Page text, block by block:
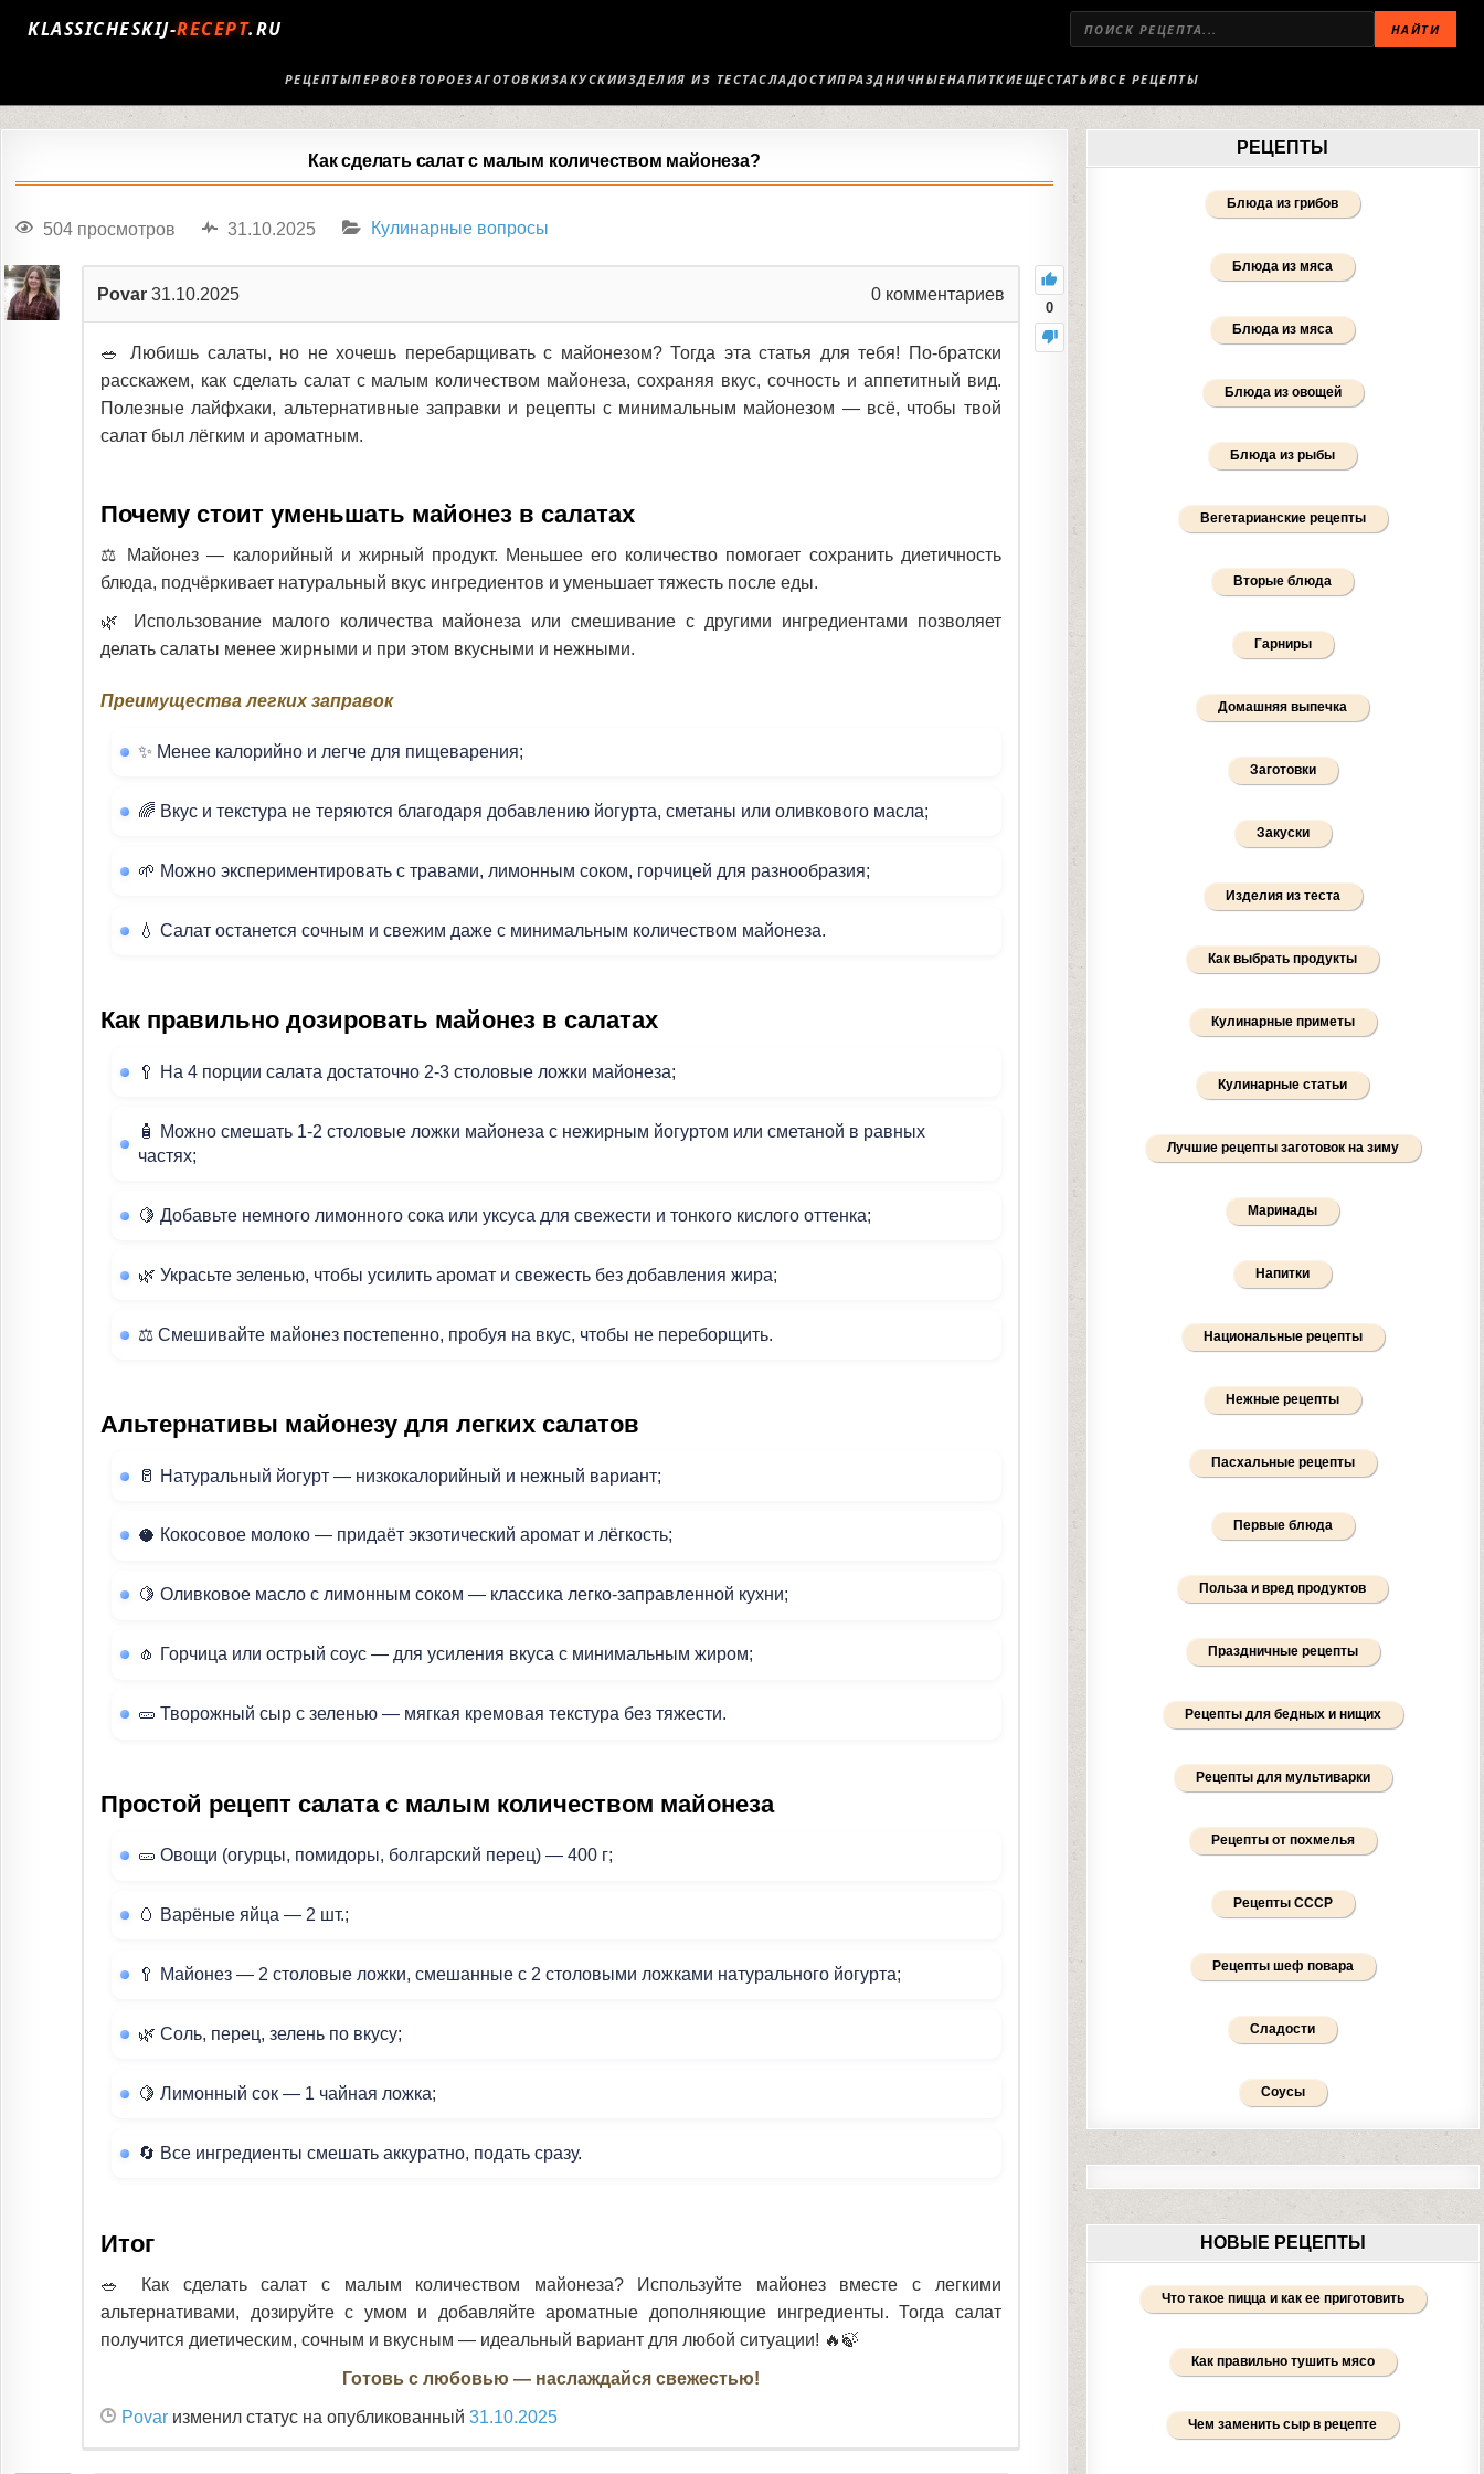
KLASSICHESKIJ-RECEPT.RU НАЙТИ
РЕЦЕПТЫПЕРВОЕВТОРОЕЗАГОТОВКИЗАКУСКИИЗДЕЛИЯ ИЗ ТЕСТАСЛАДОСТИПРАЗДНИЧНЫЕНАПИТКИЕЩЕСТАТЬИВСЕ РЕЦЕПТЫ
Как сделать салат с малым количеством майонеза?
504 просмотров 31.10.2025 Кулинарные вопросы
0
Povar 31.10.2025 0комментариев
🥗 Любишь салаты, но не хочешь перебарщивать с майонезом? Тогда эта статья для тебя! По-братски
расскажем, как сделать салат с малым количеством майонеза, сохраняя вкус, сочность и аппетитный вид.
Полезные лайфхаки, альтернативные заправки и рецепты с минимальным майонезом — всё, чтобы твой
салат был лёгким и ароматным.
Почему стоит уменьшать майонез в салатах
⚖️ Майонез — калорийный и жирный продукт. Меньшее его количество помогает сохранить диетичность
блюда, подчёркивает натуральный вкус ингредиентов и уменьшает тяжесть после еды.
🌿 Использование малого количества майонеза или смешивание с другими ингредиентами позволяет
делать салаты менее жирными и при этом вкусными и нежными.
Преимущества легких заправок
✨ Менее калорийно и легче для пищеварения;
🌈 Вкус и текстура не теряются благодаря добавлению йогурта, сметаны или оливкового масла;
🌱 Можно экспериментировать с травами, лимонным соком, горчицей для разнообразия;
💧 Салат останется сочным и свежим даже с минимальным количеством майонеза.
Как правильно дозировать майонез в салатах
🥄 На 4 порции салата достаточно 2-3 столовые ложки майонеза;
🧴 Можно смешать 1-2 столовые ложки майонеза с нежирным йогуртом или сметаной в равных
частях;
🍋 Добавьте немного лимонного сока или уксуса для свежести и тонкого кислого оттенка;
🌿 Украсьте зеленью, чтобы усилить аромат и свежесть без добавления жира;
⚖️ Смешивайте майонез постепенно, пробуя на вкус, чтобы не переборщить.
Альтернативы майонезу для легких салатов
🥛 Натуральный йогурт — низкокалорийный и нежный вариант;
🥥 Кокосовое молоко — придаёт экзотический аромат и лёгкость;
🍋 Оливковое масло с лимонным соком — классика легко-заправленной кухни;
🧄 Горчица или острый соус — для усиления вкуса с минимальным жиром;
🥒 Творожный сыр с зеленью — мягкая кремовая текстура без тяжести.
Простой рецепт салата с малым количеством майонеза
🥒 Овощи (огурцы, помидоры, болгарский перец) — 400 г;
🥚 Варёные яйца — 2 шт.;
🥄 Майонез — 2 столовые ложки, смешанные с 2 столовыми ложками натурального йогурта;
🌿 Соль, перец, зелень по вкусу;
🍋 Лимонный сок — 1 чайная ложка;
🔄 Все ингредиенты смешать аккуратно, подать сразу.
Итог
🥗 Как сделать салат с малым количеством майонеза? Используйте майонез вместе с легкими
альтернативами, дозируйте с умом и добавляйте ароматные дополняющие ингредиенты. Тогда салат
получится диетическим, сочным и вкусным — идеальный вариант для любой ситуации! 🔥🍃
Готовь с любовью — наслаждайся свежестью!
Povar изменил статус на опубликованный 31.10.2025
РЕЦЕПТЫ
Блюда из грибов
Блюда из мяса
Блюда из мяса
Блюда из овощей
Блюда из рыбы
Вегетарианские рецепты
Вторые блюда
Гарниры
Домашняя выпечка
Заготовки
Закуски
Изделия из теста
Как выбрать продукты
Кулинарные приметы
Кулинарные статьи
Лучшие рецепты заготовок на зиму
Маринады
Напитки
Национальные рецепты
Нежные рецепты
Пасхальные рецепты
Первые блюда
Польза и вред продуктов
Праздничные рецепты
Рецепты для бедных и нищих
Рецепты для мультиварки
Рецепты от похмелья
Рецепты СССР
Рецепты шеф повара
Сладости
Соусы
НОВЫЕ РЕЦЕПТЫ
Что такое пицца и как ее приготовить
Как правильно тушить мясо
Чем заменить сыр в рецепте